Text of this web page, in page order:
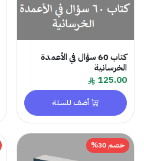
كتاب 60 سؤال في الأعمدة
الخرسانية
125.00
أضف للسلة
خصم 30%